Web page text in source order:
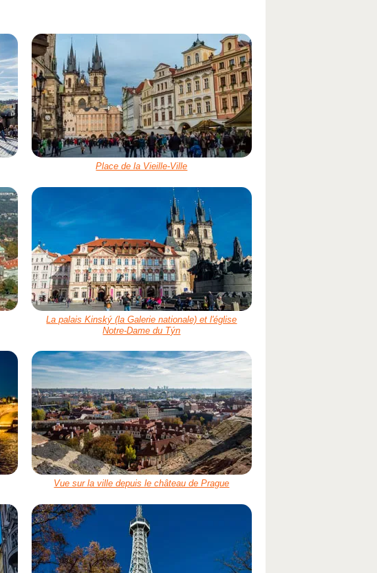
Place de la Vieille-Ville
La palais Kinský (la Galerie nationale) et l'église
Notre-Dame du Týn
Vue sur la ville depuis le château de Prague